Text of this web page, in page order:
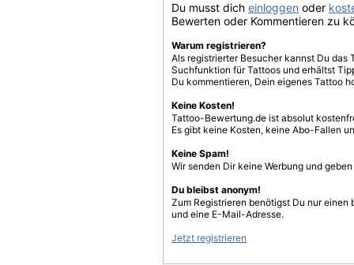
Du musst dich einloggen oder
Bewerten oder Kommentieren zu
Warum registrieren?
Als registrierter Besucher kannst Du
Suchfunktion für Tattoos und erhältst
Du kommentieren, Dein eigenes Tattoo
Keine Kosten!
Tattoo-Bewertung.de ist absolut
Es gibt keine Kosten, keine Abo-Fallen
Keine Spam!
Wir senden Dir keine Werbung und
Du bleibst anonym!
Zum Registrieren benötigst Du nur einen
und eine E-Mail-Adresse.
Jetzt registrieren